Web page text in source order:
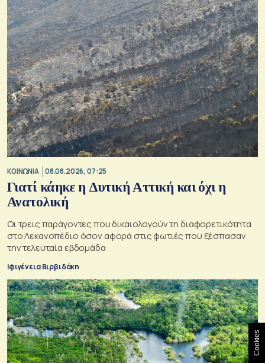
ΚΟΙΝΩΝΙΑ 08.08.2026, 07:25
Γιατί κάηκε η Δυτική Αττική και όχι η
Ανατολική
Oι τρεις παράγοντες που δικαιολογούν τη διαφορετικότητα
στο Λεκανοπέδιο όσον αφορά στις φωτιές που ξέσπασαν
την τελευταία εβδομάδα
Ιφιγένεια Βιρβιδάκη
Cookies